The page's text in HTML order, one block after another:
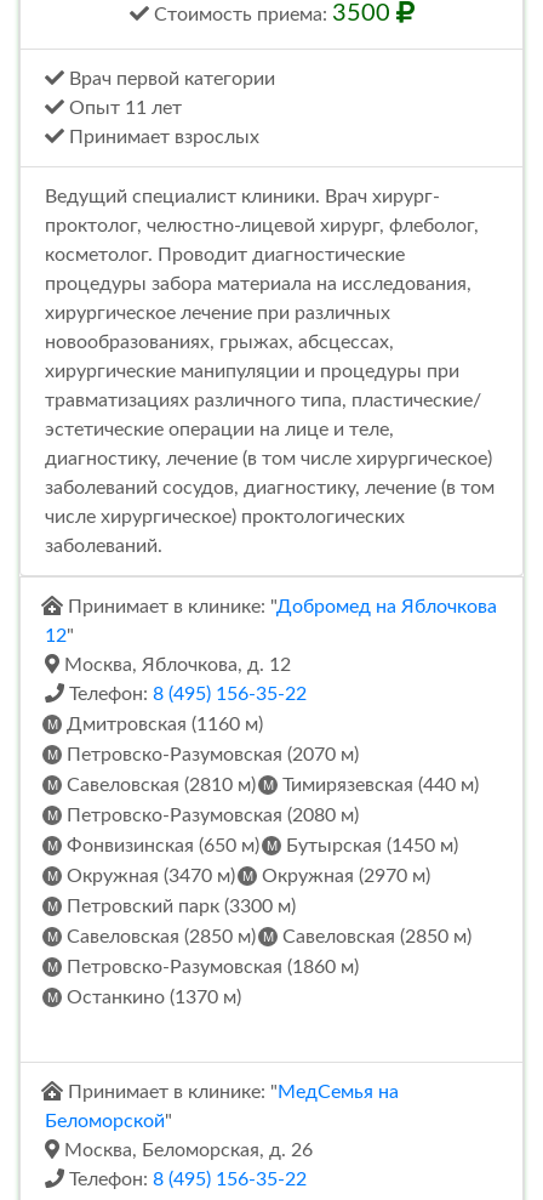
Стоимость приема: 3500
Врач первой категории
Опыт 11 лет
Принимает взрослых
Ведущий специалист клиники. Врач хирург-
проктолог, челюстно-лицевой хирург, флеболог,
косметолог. Проводит диагностические
процедуры забора материала на исследования,
хирургическое лечение при различных
новообразованиях, грыжах, абсцессах,
хирургические манипуляции и процедуры при
травматизациях различного типа, пластические/
эстетические операции на лице и теле,
диагностику, лечение (в том числе хирургическое)
заболеваний сосудов, диагностику, лечение (в том
числе хирургическое) проктологических
заболеваний.
Принимает в клинике: "Добромед на Яблочкова
12"
Москва, Яблочкова, д. 12
Телефон: 8 (495) 156-35-22
Дмитровская (1160 м)
Петровско-Разумовская (2070 м)
Савеловская (2810 м)
Тимирязевская (440 м)
Петровско-Разумовская (2080 м)
Фонвизинская (650 м)
Бутырская (1450 м)
Окружная (3470 м)
Окружная (2970 м)
Петровский парк (3300 м)
Савеловская (2850 м)
Савеловская (2850 м)
Петровско-Разумовская (1860 м)
Останкино (1370 м)
Принимает в клинике: "МедСемья на
Беломорской"
Москва, Беломорская, д. 26
Телефон: 8 (495) 156-35-22